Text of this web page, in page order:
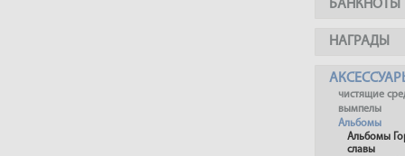
БАНКНОТЫ
НАГРАДЫ
чистящие
вымпелы
Альбомы
Альбомы
славы